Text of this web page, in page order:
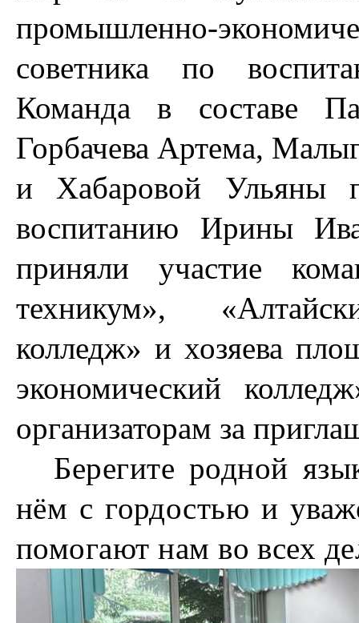
промышленно-
советника по
Команда в составе
Горбачева Артема,
и Хабаровой Ульяны
воспитанию Ирины
приняли участие
техникум»,
колледж» и хозяева
экономический
организаторам за
Берегите родной
нём с гордостью и
помогают нам во всех